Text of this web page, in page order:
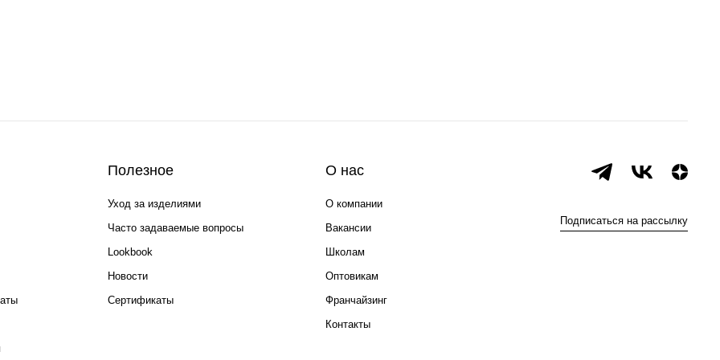
Полезное
Уход за изделиями
Часто задаваемые вопросы
Lookbook
Новости
Сертификаты
О нас
О компании
Вакансии
Школам
Оптовикам
Франчайзинг
Контакты
Подписаться на рассылку